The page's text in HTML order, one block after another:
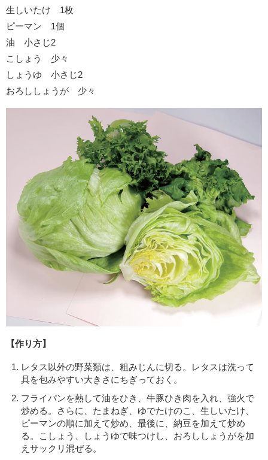
生しいたけ 1枚
ピーマン 1個
油 小さじ2
こしょう 少々
しょうゆ 小さじ2
おろししょうが 少々
【作り方】
レタス以外の野菜類は、粗みじんに切る。レタスは洗って
具を包みやすい大きさにちぎっておく。
フライパンを熱して油をひき、牛豚ひき肉を入れ、強火で
炒める。さらに、たまねぎ、ゆでたけのこ、生しいたけ、
ピーマンの順に加えて炒め、最後に、納豆を加えて炒め
る。こしょう、しょうゆで味つけし、おろししょうがを加
えサックリ混ぜる。